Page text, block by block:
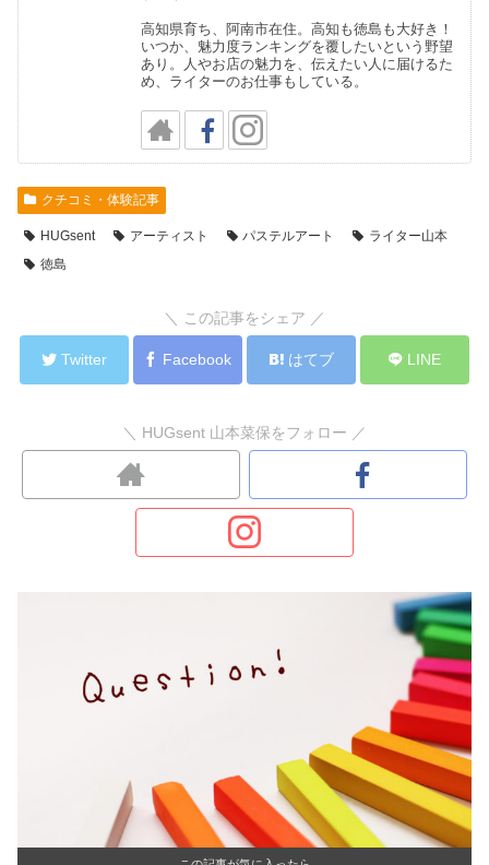
高知県育ち、阿南市在住。高知も徳島も大好き！
いつか、魅力度ランキングを覆したいという野望
あり。人やお店の魅力を、伝えたい人に届けるた
め、ライターのお仕事もしている。
クチコミ・体験記事
HUGsent アーティスト パステルアート
ライター山本
徳島
＼ この記事をシェア ／
Twitter Facebook はてブ LINE
＼ HUGsent 山本菜保をフォロー ／